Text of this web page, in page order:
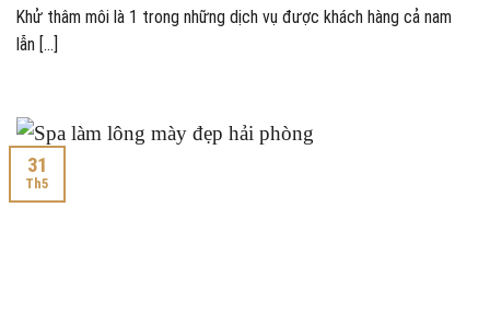
Khử thâm môi là 1 trong những dịch vụ được khách hàng cả nam
lẫn [...]
31
Th5